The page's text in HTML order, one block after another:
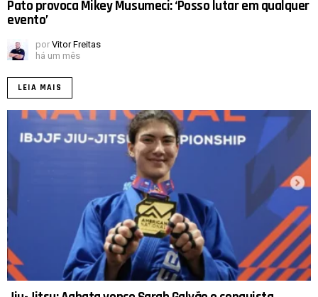
Pato provoca Mikey Musumeci: ‘Posso lutar em qualquer
evento’
por Vitor Freitas
há um mês
LEIA MAIS